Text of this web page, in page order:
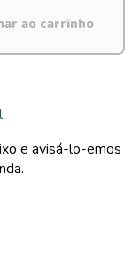
ao carrinho
e avisá-lo-emos